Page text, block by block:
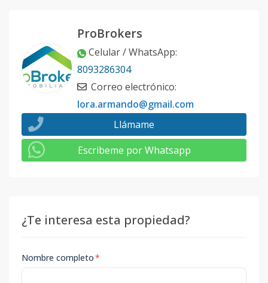
ProBrokers
Celular / WhatsApp:
8093286304
Correo electrónico:
lora.armando@gmail.com
Llámame
Escribeme por Whatsapp
¿Te interesa esta propiedad?
Nombre completo*